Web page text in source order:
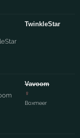
TwinkleStar
Vavoom
♀
Boxmeer